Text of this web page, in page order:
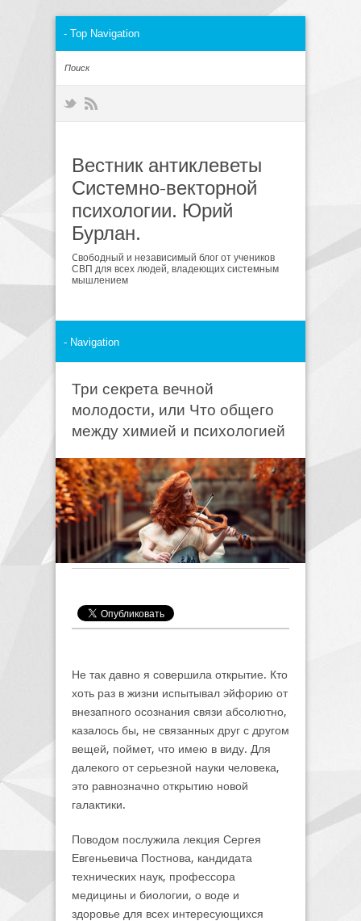
Вестник антиклеветы
Системно-векторной
психологии. Юрий
Бурлан.
Cвободный и независимый блог от учеников
СВП для всех людей, владеющих системным
мышлением
Три секрета вечной
молодости, или Что общего
между химией и психологией
Не так давно я совершила открытие. Кто
хоть раз в жизни испытывал эйфорию от
внезапного осознания связи абсолютно,
казалось бы, не связанных друг с другом
вещей, поймет, что имею в виду. Для
далекого от серьезной науки человека,
это равнозначно открытию новой
галактики.
Поводом послужила лекция Сергея
Евгеньевича Постнова, кандидата
технических наук, профессора
медицины и биологии, о воде и
здоровье для всех интересующихся